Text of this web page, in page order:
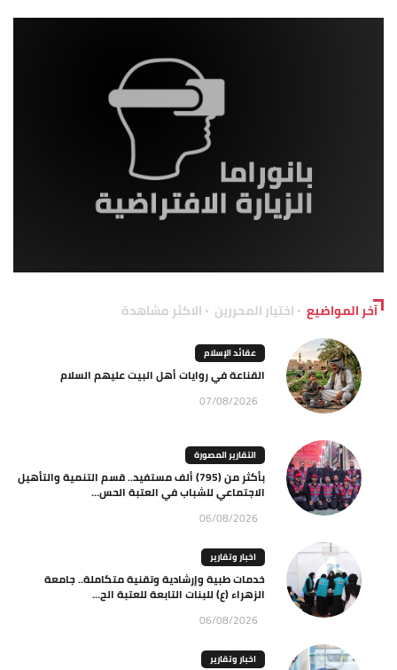
آخر المواضيع اختيار المحررين الاكثر مشاهدة
عقائد الإسلام
القناعة في روايات أهل البيت عليهم السلام
07/08/2026
التقارير المصورة
بأكثر من (795) ألف مستفيد.. قسم التنمية والتأهيل
الاجتماعي للشباب في العتبة الحس...
06/08/2026
اخبار وتقارير
خدمات طبية وإرشادية وتقنية متكاملة.. جامعة
الزهراء (ع) للبنات التابعة للعتبة الح...
06/08/2026
اخبار وتقارير